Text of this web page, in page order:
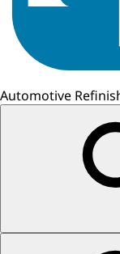
Automotive